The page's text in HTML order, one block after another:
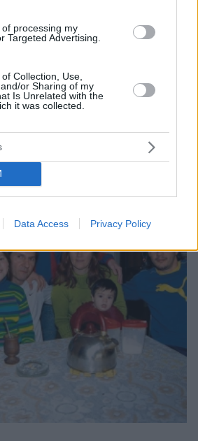
processing my
Targeted Advertising.
Collection, Use,
or Sharing of my
Is Unrelated with the
it was collected.
Data Access Privacy Policy